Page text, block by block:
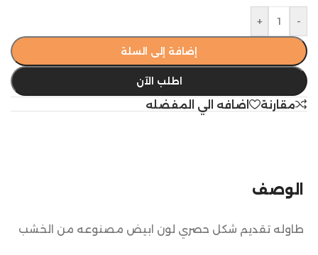
-
+
إضافة إلى السلة
اطلب الآن
مقارنة اضافه الي المفضله
الوصف
طاوله تقديم شكل حصري لون ابيض مصنوعه من الخشب